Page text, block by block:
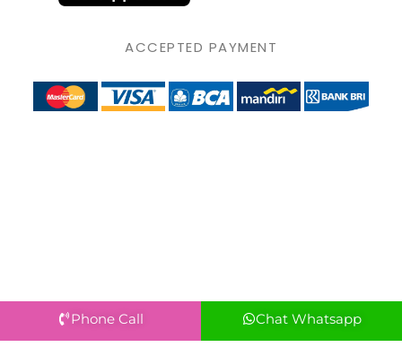
ACCEPTED PAYMENT
Phone Call Chat Whatsapp